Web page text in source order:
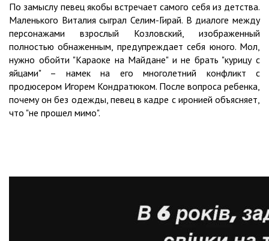
По замыслу певец якобы встречает самого себя из детства.
Маленького Виталия сыграл Селим-Гирай. В диалоге между
персонажами взрослый Козловский, изображенный
полностью обнаженным, предупреждает себя юного. Мол,
нужно обойти "Караоке на Майдане" и не брать "курицу с
яйцами" – намек на его многолетний конфликт с
продюсером Игорем Кондратюком. После вопроса ребенка,
почему он без одежды, певец в кадре с иронией объясняет,
что "не прошел мимо".